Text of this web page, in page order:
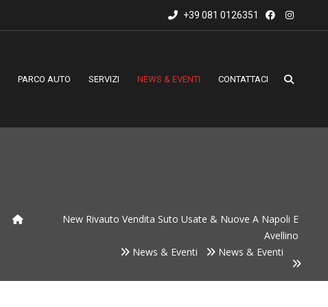
+39 081 0126351
PARCO AUTO SERVIZI NEWS & EVENTI CONTATTACI
New Rivauto Vendita Suto Usate & Nuove A Napoli E
Avellino
News & Eventi
News & Eventi